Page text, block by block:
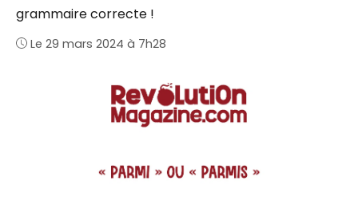
grammaire correcte !
Le 29 mars 2024 à 7h28